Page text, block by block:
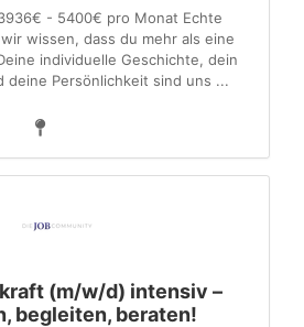
- 5400€ pro Monat Echte
wissen, dass du mehr als eine
individuelle Geschichte, dein
deine Persönlichkeit sind uns ...
(m/w/d) intensiv –
begleiten, beraten!